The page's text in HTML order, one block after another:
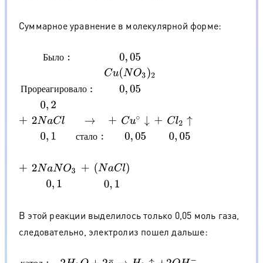
Суммарное уравнение в молекулярной форме:
Было
Прореагировало
стало
:0,05Cu реаги
В этой реакции выделилось только 0,05 моль газа,
следовательно, электролиз пошел дальше: